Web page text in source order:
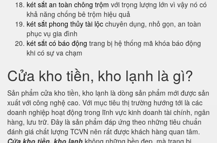
két sắt an toàn chông trộm với trọng lượng lớn vì vậy nó có
khả năng chống bê trộm hiệu quả
két sắt phong thủy tài lộc chuyên dụng, nhỏ gọn, an toàn
phục vụ gia đình
két sắt có báo động trang bị hệ thống mã khóa báo động
khi có sự va chạm
Cửa kho tiền, kho lạnh là gì?
Sản phẩm cửa kho tiền, kho lạnh là dòng sản phẩm mới được sản
xuất với công nghệ cao. Với mục tiêu thị trường hướng tới là các
doanh nghiệp hoạt động trong lĩnh vực kinh doanh tài chính, ngân
hàng, lưu trữ. Đây là sản phẩm đáp ứng theo những tiêu chuẩn
đánh giá chất lượng TCVN nên rất được khách hàng quan tâm.